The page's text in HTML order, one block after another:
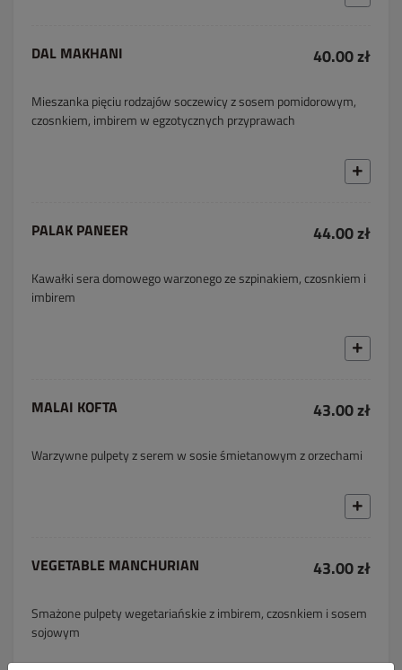
DAL MAKHANI 40.00 zł
Mieszanka pięciu rodzajów soczewicy z sosem pomidorowym,
czosnkiem, imbirem w egzotycznych przyprawach
PALAK PANEER 44.00 zł
Kawałki sera domowego warzonego ze szpinakiem, czosnkiem i
imbirem
MALAI KOFTA 43.00 zł
Warzywne pulpety z serem w sosie śmietanowym z orzechami
VEGETABLE MANCHURIAN 43.00 zł
Smażone pulpety wegetariańskie z imbirem, czosnkiem i sosem
sojowym